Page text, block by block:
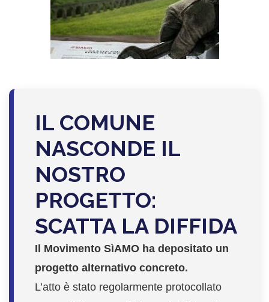
IL COMUNE
NASCONDE IL
NOSTRO
PROGETTO:
SCATTA LA DIFFIDA
Il Movimento SìAMO ha depositato un
progetto alternativo concreto.
L’atto è stato regolarmente protocollato